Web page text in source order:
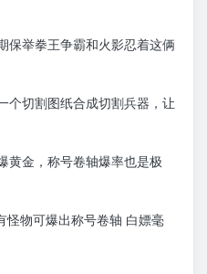
保举拳王争霸和火影忍着这俩
个切割图纸合成切割兵器，让
黄金，称号卷轴爆率也是极
物可爆出称号卷轴 白嫖毫